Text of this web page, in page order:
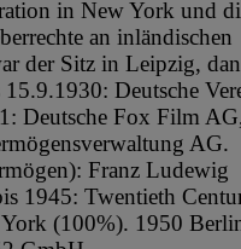
in New York und
an inländischen
der Sitz in Leipzig,
Deutsche
Deutsche Fox Film
AG.
Franz Ludewig
1945: Twentieth
(100%). 1950